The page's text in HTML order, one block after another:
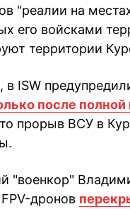
"реалии на
его войсками
территории
ISW
после полной
прорыв ВСУ в
"военкор"
дронов